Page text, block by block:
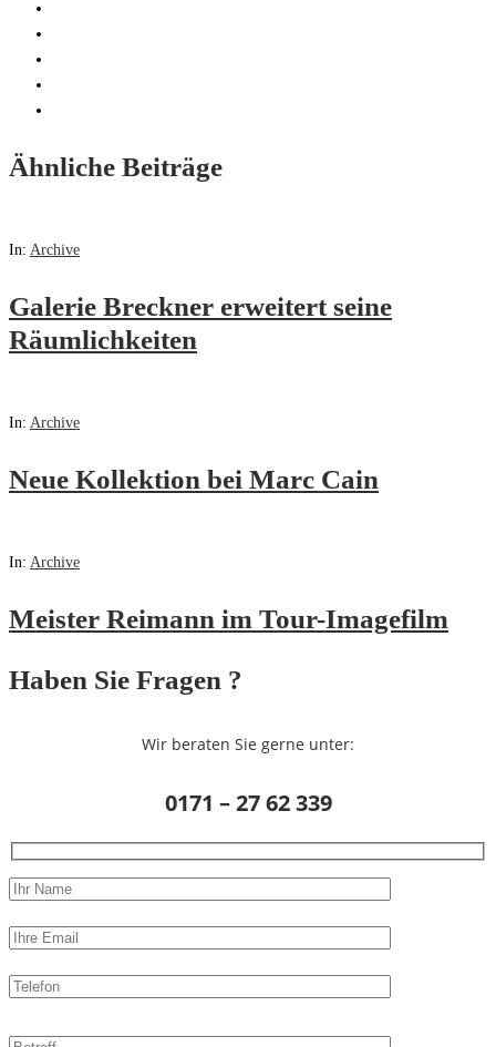
Ähnliche Beiträge
In: Archive
Galerie Breckner erweitert seine
Räumlichkeiten
In: Archive
Neue Kollektion bei Marc Cain
In: Archive
Meister Reimann im Tour-Imagefilm
Haben Sie Fragen ?
Wir beraten Sie gerne unter:
0171 – 27 62 339